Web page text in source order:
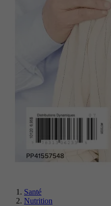
Santé
Nutrition